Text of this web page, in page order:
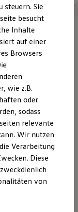
steuern. Sie
besucht
Inhalte
auf einer
Browsers
wie z.B.
oder
sodass
relevante
Wir nutzen
Verarbeitung
Diese
von